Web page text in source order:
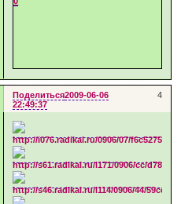
Поделиться 4
2009-06-06
22:49:37